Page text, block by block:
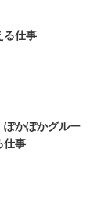
る仕事
ぽかぽかグルー
仕事